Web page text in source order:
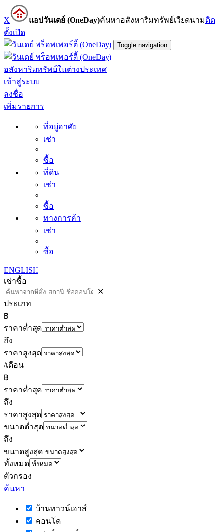
X แอปวันเดย์ (OneDay)ค้นหาอสังหาริมทรัพย์เวียดนามติด
ตั้งเปิด
Toggle navigation
อสังหาริมทรัพย์ในต่างประเทศ
เข้าสู่ระบบ
ลงชื่อ
เพิ่มรายการ
ที่อยู่อาศัย
เช่า
ซื้อ
ที่ดิน
เช่า
ซื้อ
ทางการค้า
เช่า
ซื้อ
ENGLISH
เช่าซื้อ
✕
ประเภท
฿
ราคาต่ำสุด
ถึง
ราคาสูงสุด
/เดือน
฿
ราคาต่ำสุด
ถึง
ราคาสูงสุด
ขนาดต่ำสุด
ถึง
ขนาดสูงสุด
ทั้งหมด
ตัวกรอง
ค้นหา
บ้านทาวน์เฮาส์
คอนโด